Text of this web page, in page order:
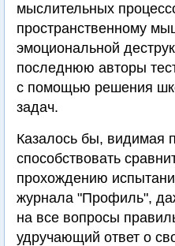
мыслительных
пространственному
эмоциональной
последнюю авторы
с помощью решения
задач.
Казалось бы, видимая
способствовать
прохождению
журнала "Профиль",
на все вопросы
удручающий ответ о